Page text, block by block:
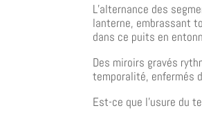
L’alternance des
lanterne, embrassant
dans ce puits en
Des miroirs gravés
temporalité, enfermés
Est-ce que l’usure du